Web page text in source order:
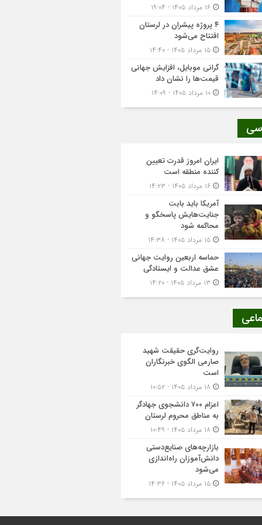
۴ پروژه پیشران در لرستان
افتتاح می‌شود
گرانی موبایل، افزایش جهانی
قیمت‌ها را نشان داد
ایران امروز قدرت تعیین
کننده منطقه است
آمریکا باید بابت
جنایت‌هایش پاسخگو و
محاکمه شود
حماسه اربعین روایت جهانی
عشق عدالت و ایستادگی
روایت‌گری حقیقت شهید
صارمی الگوی خبرنگاران
است
اعزام ۷۰۰ دانشجوی جهادگر
به مناطق محروم لرستان
بازارچه‌های صنایع‌دستی
دانش‌آموزان راه‌اندازی
می‌شود